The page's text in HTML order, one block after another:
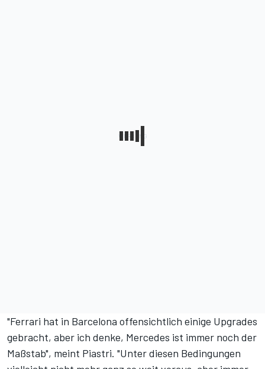
"Ferrari hat in Barcelona offensichtlich einige Upgrades
gebracht, aber ich denke, Mercedes ist immer noch der
Maßstab", meint Piastri. "Unter diesen Bedingungen